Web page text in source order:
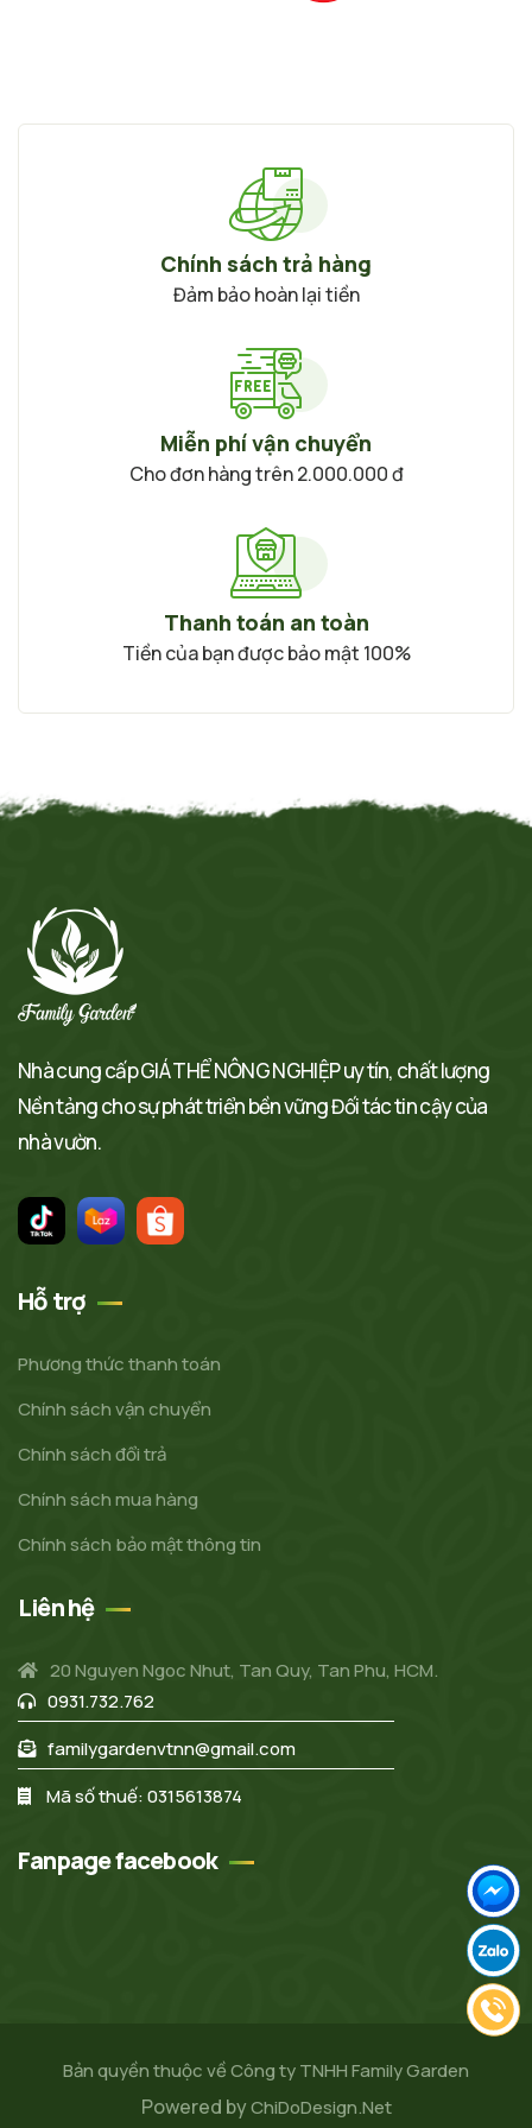
Chính sách trả hàng
Đảm bảo hoàn lại tiền
Miễn phí vận chuyển
Cho đơn hàng trên 2.000.000 đ
Thanh toán an toàn
Tiền của bạn được bảo mật 100%
Nhà cung cấp GIÁ THỂ NÔNG NGHIỆP uy tín, chất lượng
Nền tảng cho sự phát triển bền vững Đối tác tin cậy của
nhà vườn.
Hỗ trợ
Phương thức thanh toán
Chính sách vận chuyển
Chính sách đổi trả
Chính sách mua hàng
Chính sách bảo mật thông tin
Liên hệ
20 Nguyen Ngoc Nhut, Tan Quy, Tan Phu, HCM.
0931.732.762
familygardenvtnn@gmail.com
Mã số thuế: 0315613874
Fanpage facebook
Bản quyền thuộc về Công ty TNHH Family Garden
Powered byChiDoDesign.Net